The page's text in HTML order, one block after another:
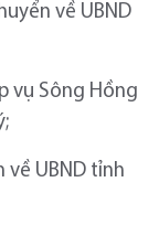
về UBND
vụ Sông Hồng
về UBND tỉnh